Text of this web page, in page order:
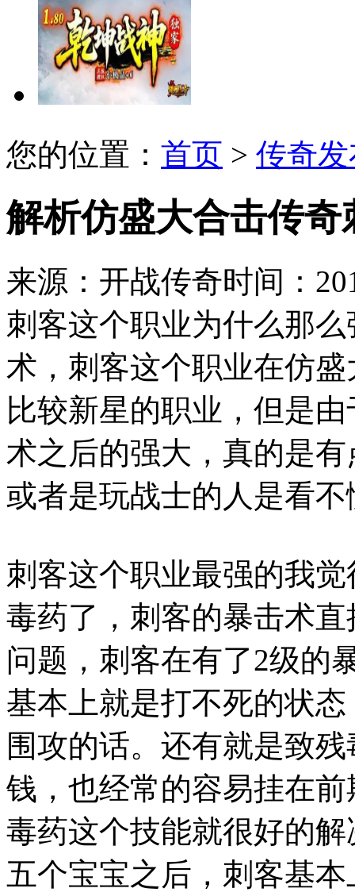
您的位置： 首页 > 传奇
解析仿盛大合击传奇
来源：开战传奇时间：
刺客这个职业为什么那
术，刺客这个职业在仿
比较新星的职业，但是
术之后的强大，真的是
或者是玩战士的人是看不
刺客这个职业最强的我
毒药了，刺客的暴击术
问题，刺客在有了2级的
基本上就是打不死的状
围攻的话。还有就是致
钱，也经常的容易挂在
毒药这个技能就很好的
五个宝宝之后，刺客基